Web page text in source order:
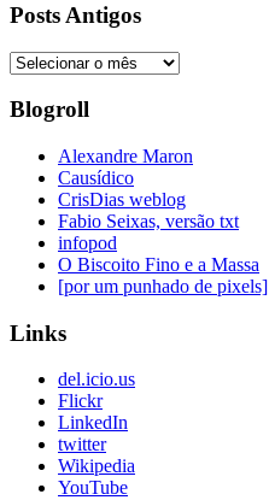
Posts Antigos
Posts
Blogroll
Alexandre Maron
Causídico
CrisDias weblog
Fabio Seixas, versão txt
infopod
O Biscoito Fino e a Massa
[por um punhado de pixels]
Links
del.icio.us
Flickr
LinkedIn
twitter
Wikipedia
YouTube